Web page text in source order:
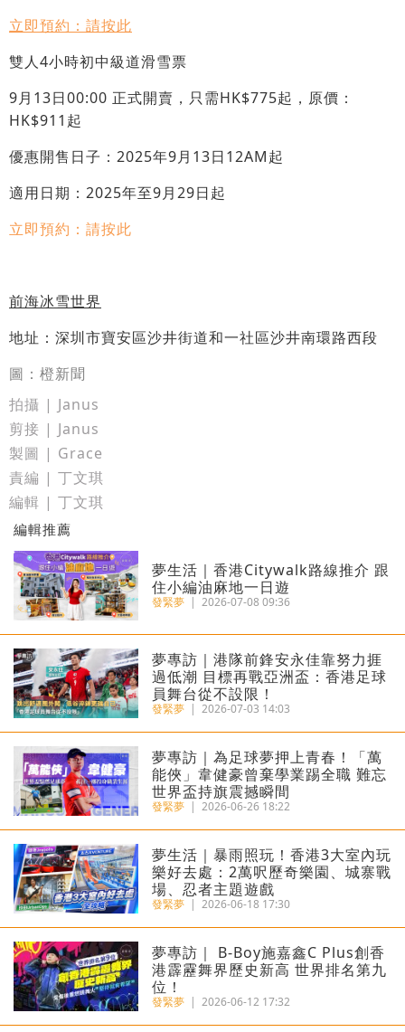
立即預約：請按此
雙人4小時初中級道滑雪票
9月13日00:00 正式開賣，只需HK$775起，原價：
HK$911起
優惠開售日子：2025年9月13日12AM起
適用日期：2025年至9月29日起
立即預約：請按此
前海冰雪世界
地址：深圳市寶安區沙井街道和一社區沙井南環路西段
圖：橙新聞
拍攝 | Janus
剪接 | Janus
製圖 | Grace
責編 | 丁文琪
編輯 | 丁文琪
編輯推薦
夢生活｜香港Citywalk路線推介 跟
住小編油麻地一日遊
發緊夢 | 2026-07-08 09:36
夢專訪｜港隊前鋒安永佳靠努力捱
過低潮 目標再戰亞洲盃：香港足球
員舞台從不設限！
發緊夢 | 2026-07-03 14:03
夢專訪｜為足球夢押上青春！「萬
能俠」韋健豪曾棄學業踢全職 難忘
世界盃持旗震撼瞬間
發緊夢 | 2026-06-26 18:22
夢生活｜暴雨照玩！香港3大室內玩
樂好去處：2萬呎歷奇樂園、城寨戰
場、忍者主題遊戲
發緊夢 | 2026-06-18 17:30
夢專訪｜ B-Boy施嘉鑫C Plus創香
港霹靂舞界歷史新高 世界排名第九
位！
發緊夢 | 2026-06-12 17:32